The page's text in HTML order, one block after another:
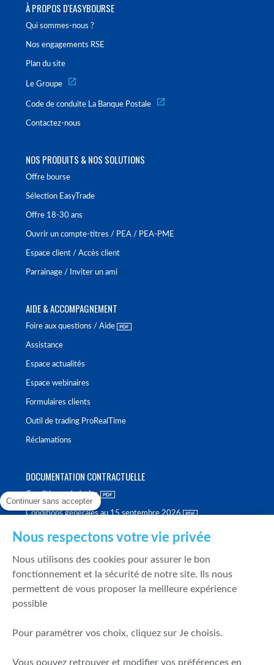
À PROPOS D'EASYBOURSE
Qui sommes-nous ?
Nos engagements RSE
Plan du site
Le Groupe
Code de conduite La Banque Postale
Contactez-nous
NOS PRODUITS & NOS SOLUTIONS
Offre bourse
Sélection EasyTrade
Offre 18-30 ans
Ouvrir un compte-titres / PEA / PEA-PME
Espace client / Accès client
Parrainage / Inviter un ami
AIDE & ACCOMPAGNEMENT
Foire aux questions / Aide
Assistance
Espace actualités
Espace webinaires
Formulaires clients
Outil de trading ProRealTime
Réclamations
DOCUMENTATION CONTRACTUELLE
Conditions générales
Conditions générales au 15 septembre 2026
Politique de meilleure sélection
Politique de durabilité
Fonds de garantie des dépôts et de résolution
Mentions légales
Continuer sans accepter
Nous respectons votre vie privée
Nous utilisons des cookies pour assurer le bon
fonctionnement et la sécurité de notre site. Ils nous
permettent de vous proposer la meilleure expérience
possible
Pour paramétrer vos choix, cliquez sur Je choisis.
Vous pouvez retrouver et modifier vos préférences en